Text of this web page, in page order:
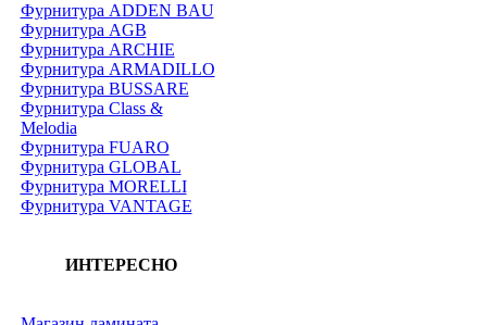
Фурнитура ADDEN BAU
Фурнитура AGB
Фурнитура ARCHIE
Фурнитура ARMADILLO
Фурнитура BUSSARE
Фурнитура Class &
Melodia
Фурнитура FUARO
Фурнитура GLOBAL
Фурнитура MORELLI
Фурнитура VANTAGE
ИНТЕРЕСНО